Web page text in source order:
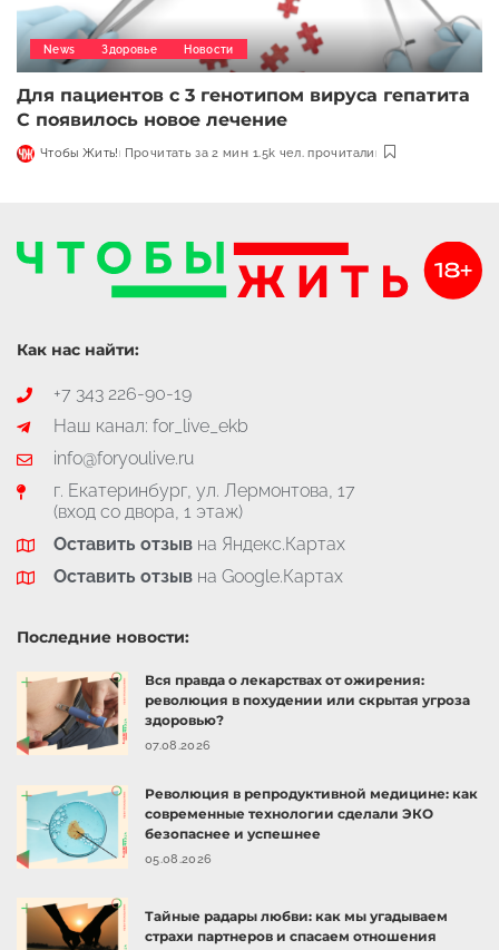
News Здоровье Новости
Для пациентов с 3 генотипом вируса гепатита
С появилось новое лечение
Чтобы Жить! Прочитать за 2 мин 1.5k чел. прочитали
Как нас найти:
+7 343 226-90-19
Наш канал: for_live_ekb
info@foryoulive.ru
г. Екатеринбург, ул. Лермонтова, 17
(вход со двора, 1 этаж)
Оставить отзывна Яндекс.Картах
Оставить отзывна Google.Картах
Последние новости:
Вся правда о лекарствах от ожирения:
революция в похудении или скрытая угроза
здоровью?
07.08.2026
Революция в репродуктивной медицине: как
современные технологии сделали ЭКО
безопаснее и успешнее
05.08.2026
Тайные радары любви: как мы угадываем
страхи партнеров и спасаем отношения